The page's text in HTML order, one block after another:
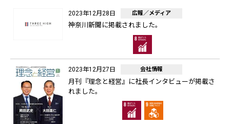
2023年12月28日 広報／メディア
神奈川新聞に掲載されました。
2023年12月27日 会社情報
月刊『理念と経営』に社長インタビューが掲載さ
れました。